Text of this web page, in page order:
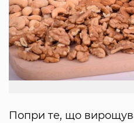
Попри те, що